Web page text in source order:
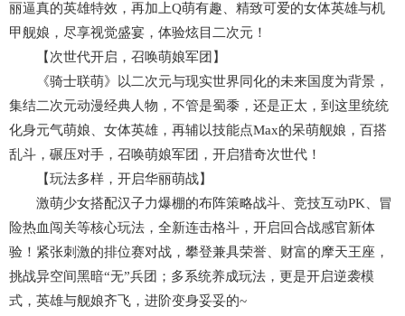
丽逼真的英雄特效，再加上Q萌有趣、精致可爱的女体英雄与机
甲舰娘，尽享视觉盛宴，体验炫目二次元！
【次世代开启，召唤萌娘军团】
《骑士联萌》以二次元与现实世界同化的未来国度为背景，
集结二次元动漫经典人物，不管是蜀黍，还是正太，到这里统统
化身元气萌娘、女体英雄，再辅以技能点Max的呆萌舰娘，百搭
乱斗，碾压对手，召唤萌娘军团，开启猎奇次世代！
【玩法多样，开启华丽萌战】
激萌少女搭配汉子力爆棚的布阵策略战斗、竞技互动PK、冒
险热血闯关等核心玩法，全新连击格斗，开启回合战感官新体
验！紧张刺激的排位赛对战，攀登兼具荣誉、财富的摩天王座，
挑战异空间黑暗“无”兵团；多系统养成玩法，更是开启逆袭模
式，英雄与舰娘齐飞，进阶变身妥妥的~